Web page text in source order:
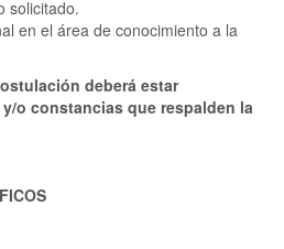
solicitado.
en el área de conocimiento a la
deberá estar
o constancias que respalden la